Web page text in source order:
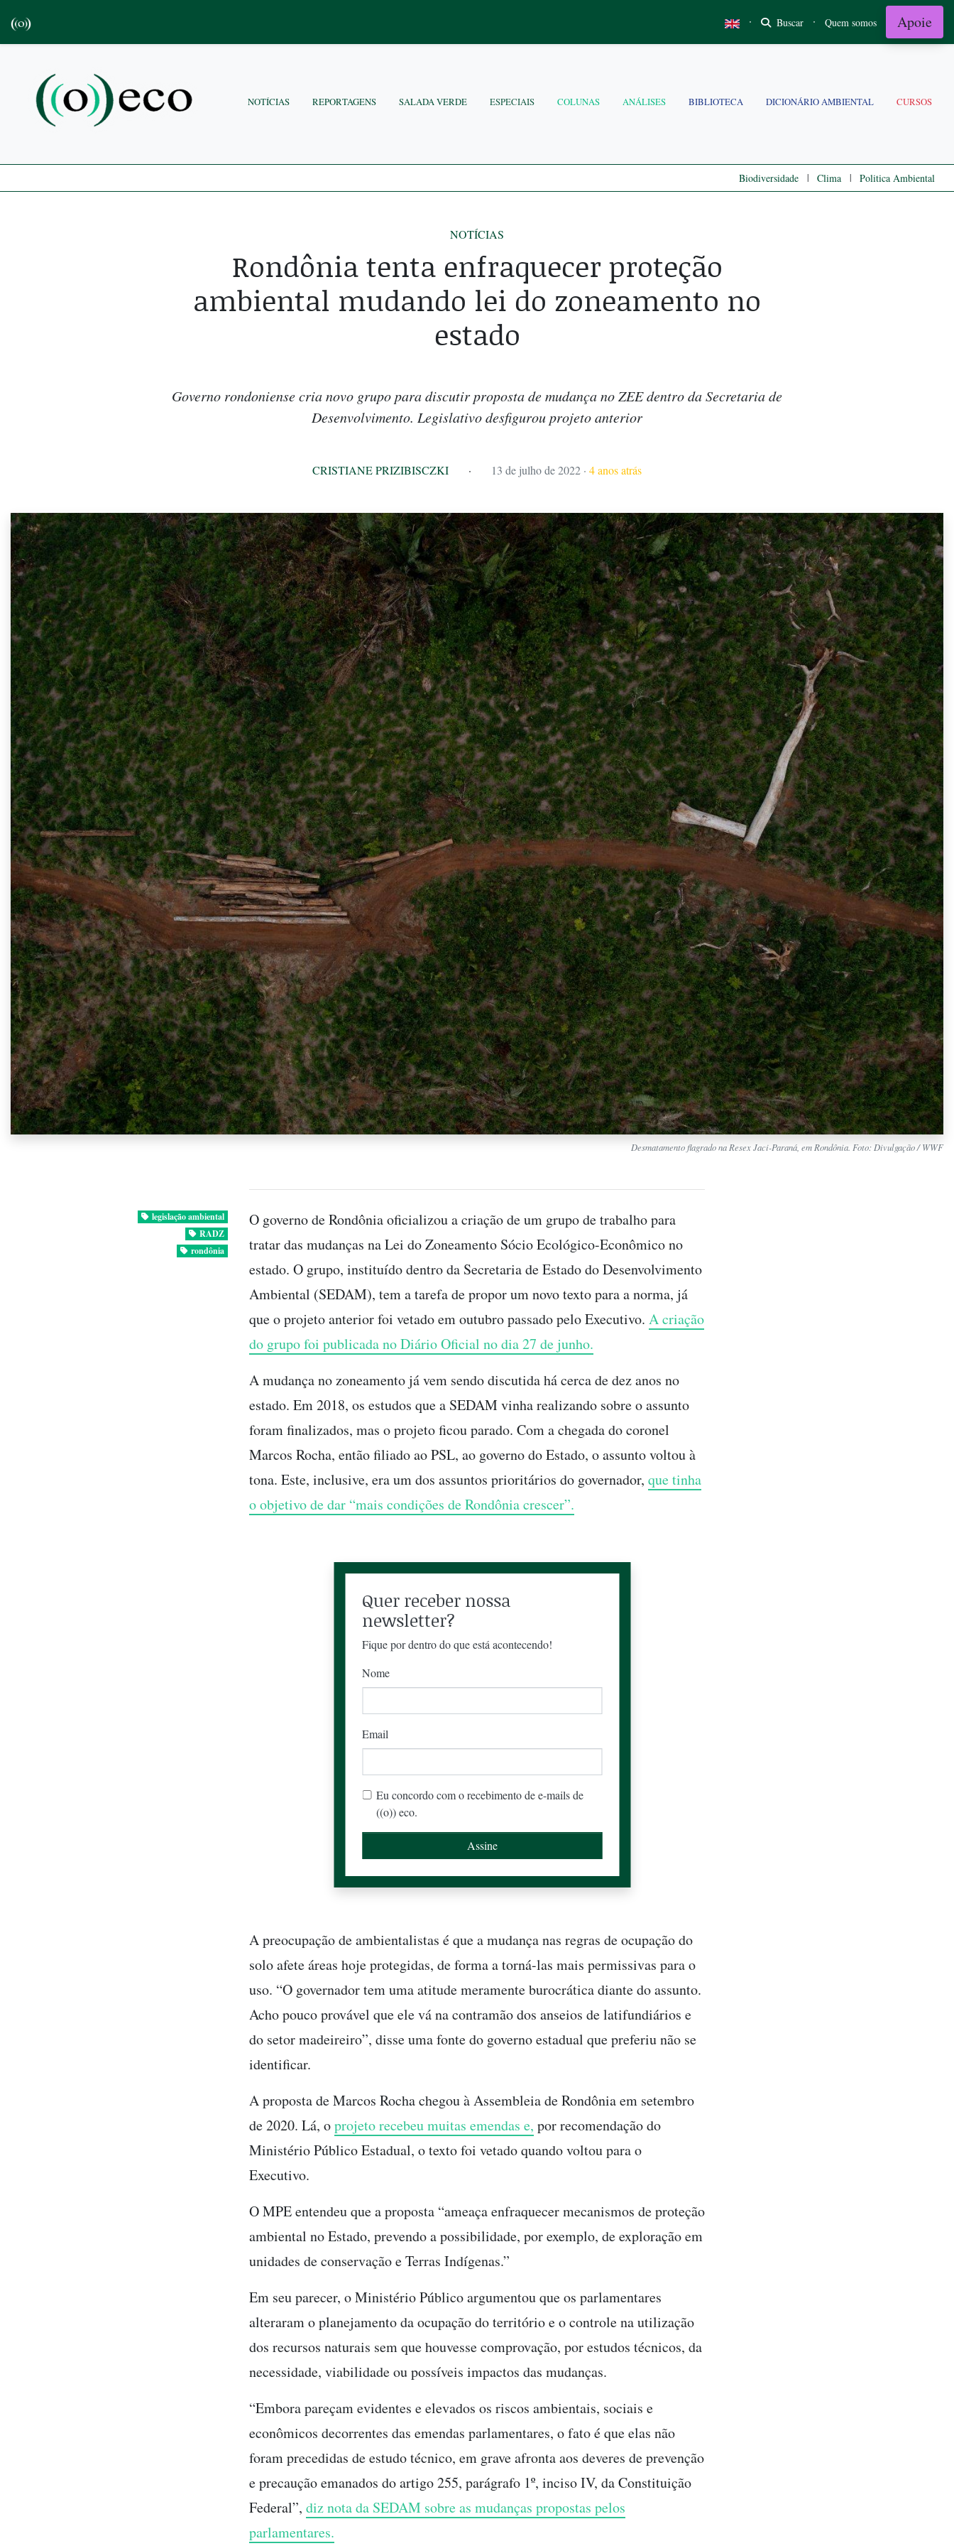
· Buscar · Quem somos Apoie
NOTÍCIAS REPORTAGENS SALADA VERDE ESPECIAIS COLUNAS ANÁLISES BIBLIOTECA DICIONÁRIO AMBIENTAL CURSOS
Biodiversidade | Clima | Politica Ambiental
NOTÍCIAS
Rondônia tenta enfraquecer proteção
ambiental mudando lei do zoneamento no
estado
Governo rondoniense cria novo grupo para discutir proposta de mudança no ZEE dentro da Secretaria de
Desenvolvimento. Legislativo desfigurou projeto anterior
CRISTIANE PRIZIBISCZKI · 13 de julho de 2022 · 4 anos atrás
Desmatamento flagrado na Resex Jaci-Paraná, em Rondônia. Foto: Divulgação / WWF
legislação ambiental
RADZ
rondônia
O governo de Rondônia oficializou a criação de um grupo de trabalho para
tratar das mudanças na Lei do Zoneamento Sócio Ecológico-Econômico no
estado. O grupo, instituído dentro da Secretaria de Estado do Desenvolvimento
Ambiental (SEDAM), tem a tarefa de propor um novo texto para a norma, já
que o projeto anterior foi vetado em outubro passado pelo Executivo. A criação
do grupo foi publicada no Diário Oficial no dia 27 de junho.
A mudança no zoneamento já vem sendo discutida há cerca de dez anos no
estado. Em 2018, os estudos que a SEDAM vinha realizando sobre o assunto
foram finalizados, mas o projeto ficou parado. Com a chegada do coronel
Marcos Rocha, então filiado ao PSL, ao governo do Estado, o assunto voltou à
tona. Este, inclusive, era um dos assuntos prioritários do governador, que tinha
o objetivo de dar “mais condições de Rondônia crescer”.
Quer receber nossa
newsletter?
Fique por dentro do que está acontecendo!
Nome
Email
Eu concordo com o recebimento de e-mails de
((o)) eco.
A preocupação de ambientalistas é que a mudança nas regras de ocupação do
solo afete áreas hoje protegidas, de forma a torná-las mais permissivas para o
uso. “O governador tem uma atitude meramente burocrática diante do assunto.
Acho pouco provável que ele vá na contramão dos anseios de latifundiários e
do setor madeireiro”, disse uma fonte do governo estadual que preferiu não se
identificar.
A proposta de Marcos Rocha chegou à Assembleia de Rondônia em setembro
de 2020. Lá, oprojeto recebeu muitas emendas e, por recomendação do
Ministério Público Estadual, o texto foi vetado quando voltou para o
Executivo.
O MPE entendeu que a proposta “ameaça enfraquecer mecanismos de proteção
ambiental no Estado, prevendo a possibilidade, por exemplo, de exploração em
unidades de conservação e Terras Indígenas.”
Em seu parecer, o Ministério Público argumentou que os parlamentares
alteraram o planejamento da ocupação do território e o controle na utilização
dos recursos naturais sem que houvesse comprovação, por estudos técnicos, da
necessidade, viabilidade ou possíveis impactos das mudanças.
“Embora pareçam evidentes e elevados os riscos ambientais, sociais e
econômicos decorrentes das emendas parlamentares, o fato é que elas não
foram precedidas de estudo técnico, em grave afronta aos deveres de prevenção
e precaução emanados do artigo 255, parágrafo 1º, inciso IV, da Constituição
Federal”, diz nota da SEDAM sobre as mudanças propostas pelos
parlamentares.